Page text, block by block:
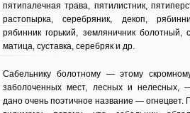
пятипалечная трава, пятилистник,
растопырка, серебряник, декоп,
рябинник горький, земляничник болотный,
матица, суставка, серебряк и др.
Сабельнику болотному — этому
заболоченных мест, лесных и нелесных,
дано очень поэтичное название — огнецвет.